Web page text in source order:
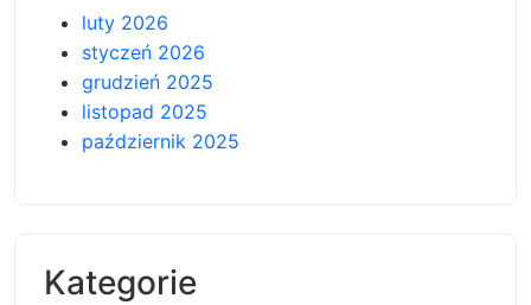
luty 2026
styczeń 2026
grudzień 2025
listopad 2025
październik 2025
Kategorie